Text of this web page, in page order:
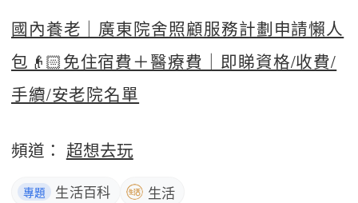
國內養老｜廣東院舍照顧服務計劃申請懶人
包👴🏻免住宿費＋醫療費｜即睇資格/收費/
手續/安老院名單
頻道： 超想去玩
專題 生活百科 生活